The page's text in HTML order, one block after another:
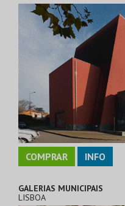
COMPRAR INFO
GALERIAS MUNICIPAIS
LISBOA